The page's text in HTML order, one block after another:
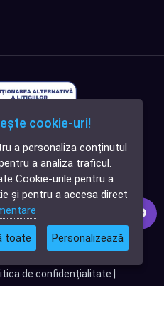
✕
Cauți o aplicație
software?
drepturile rezervate |
de confidențialitate |
cookie-uri!
a personaliza conținutul
a analiza traficul.
Cookie-urile pentru a
și pentru a accesa direct
toate Personalizează